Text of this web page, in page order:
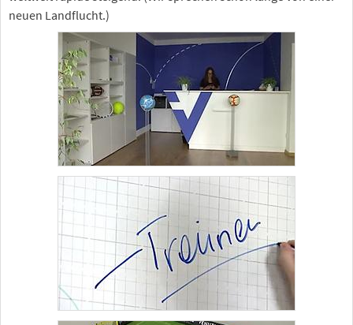
neuen Landflucht.)